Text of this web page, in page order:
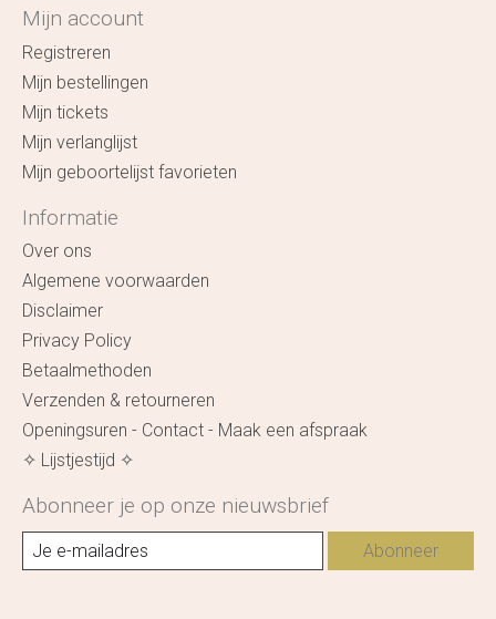
Mijn account
Registreren
Mijn bestellingen
Mijn tickets
Mijn verlanglijst
Mijn geboortelijst favorieten
Informatie
Over ons
Algemene voorwaarden
Disclaimer
Privacy Policy
Betaalmethoden
Verzenden & retourneren
Openingsuren - Contact - Maak een afspraak
✧ Lijstjestijd ✧
Abonneer je op onze nieuwsbrief
Abonneer